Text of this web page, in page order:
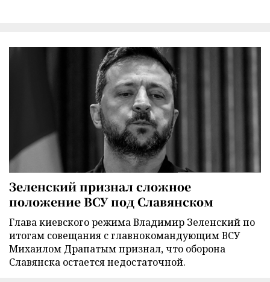
Зеленский признал сложное
положение ВСУ под Славянском
Глава киевского режима Владимир Зеленский по
итогам совещания с главнокомандующим ВСУ
Михаилом Драпатым признал, что оборона
Славянска остается недостаточной.